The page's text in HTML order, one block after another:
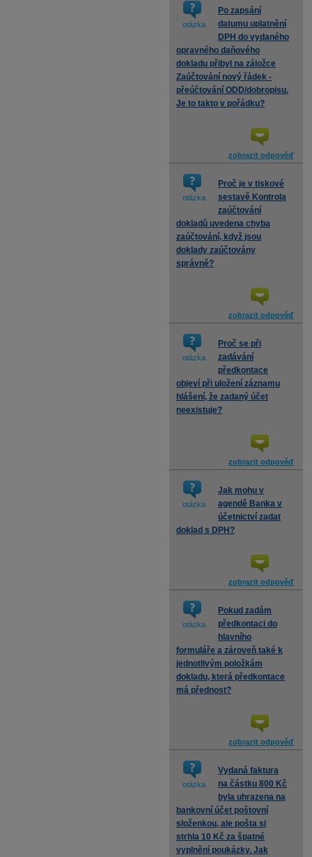
otázka
Po zapsání
datumu uplatnění
DPH do vydaného
opravného daňového
dokladu přibyl na záložce
Zaúčtování nový řádek -
přeúčtování ODD/dobropisu.
Je to takto v pořádku?
zobrazit odpověď
otázka
Proč je v tiskové
sestavě Kontrola
zaúčtování
dokladů uvedena chyba
zaúčtování, když jsou
doklady zaúčtovány
správně?
zobrazit odpověď
otázka
Proč se při
zadávání
předkontace
objeví při uložení záznamu
hlášení, že zadaný účet
neexistuje?
zobrazit odpověď
otázka
Jak mohu v
agendě Banka v
účetnictví zadat
doklad s DPH?
zobrazit odpověď
otázka
Pokud zadám
předkontaci do
hlavního
formuláře a zároveň také k
jednotlivým položkám
dokladu, která předkontace
má přednost?
zobrazit odpověď
otázka
Vydaná faktura
na částku 800 Kč
byla uhrazena na
bankovní účet poštovní
složenkou, ale pošta si
strhla 10 Kč za špatné
vyplnění poukázky. Jak